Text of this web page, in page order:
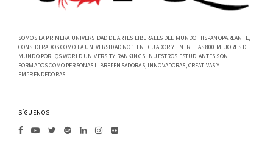
SOMOS LA PRIMERA UNIVERSIDAD DE ARTES LIBERALES DEL MUNDO HISPANOPARLANTE,
CONSIDERADOS COMO LA UNIVERSIDAD NO.1 EN ECUADOR Y ENTRE LAS 800 MEJORES DEL
MUNDO POR 'QS WORLD UNIVERSITY RANKINGS'. NUESTROS ESTUDIANTES SON
FORMADOS COMO PERSONAS LIBREPENSADORAS, INNOVADORAS, CREATIVAS Y
EMPRENDEDORAS.
SÍGUENOS